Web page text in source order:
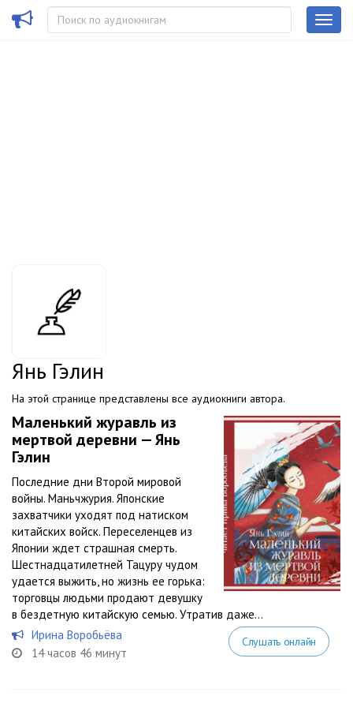
Янь Гэлин
На этой странице представлены все аудиокниги автора.
Маленький журавль из
мертвой деревни — Янь
Гэлин
Последние дни Второй мировой
войны. Маньчжурия. Японские
захватчики уходят под натиском
китайских войск. Переселенцев из
Японии ждет страшная смерть.
Шестнадцатилетней Тацуру чудом
удается выжить, но жизнь ее горька:
торговцы людьми продают девушку
в бездетную китайскую семью. Утратив даже...
Ирина Воробьёва
14 часов 46 минут
Слушать онлайн